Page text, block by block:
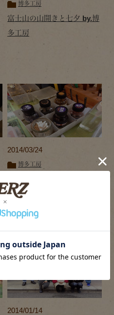
博多工房
富士山の山開きと七夕 by.博
多工房
2014/03/24
博多工房
工房
2014/01/14